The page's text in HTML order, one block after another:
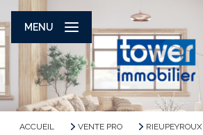
MENU
ACCUEIL VENTE PRO
RIEUPEYROUX